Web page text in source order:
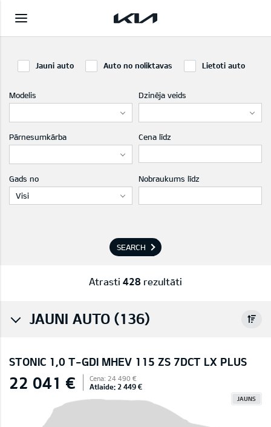
Jauni auto Auto no noliktavas Lietoti auto
Modelis Dzinēja veids
Pārnesumkārba Cena līdz
Gads no
Visi
Nobraukums līdz
SEARCH
Atrasti 428 rezultāti
JAUNI AUTO (136)
STONIC 1,0 T-GDI MHEV 115 ZS 7DCT LX PLUS
22 041 € Cena: 24 490 €
Atlaide: 2 449 €
JAUNS